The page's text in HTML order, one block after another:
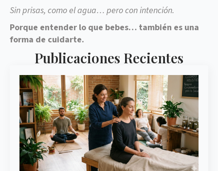
Sin prisas, como el agua… pero con intención.
Porque entender lo que bebes… también es una
forma de cuidarte.
Publicaciones Recientes